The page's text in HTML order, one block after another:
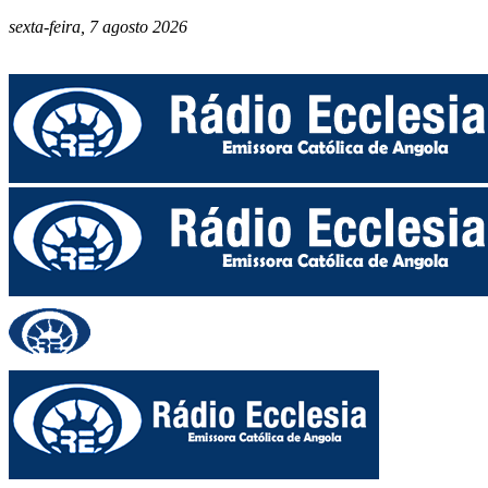
sexta-feira, 7 agosto 2026